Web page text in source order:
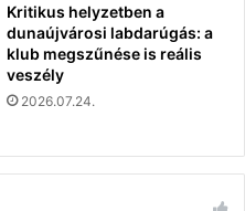
Kritikus helyzetben a
dunaújvárosi labdarúgás: a
klub megszűnése is reális
veszély
2026.07.24.